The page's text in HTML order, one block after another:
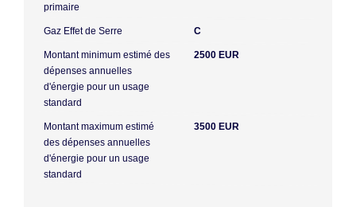
primaire
Gaz Effet de Serre C
Montant minimum estimé des
dépenses annuelles
d'énergie pour un usage
standard
2500 EUR
Montant maximum estimé
des dépenses annuelles
d'énergie pour un usage
standard
3500 EUR